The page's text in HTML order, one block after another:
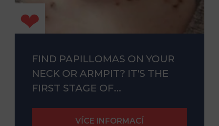
FIND PAPILLOMAS ON YOUR
NECK OR ARMPIT? IT'S THE
FIRST STAGE OF...